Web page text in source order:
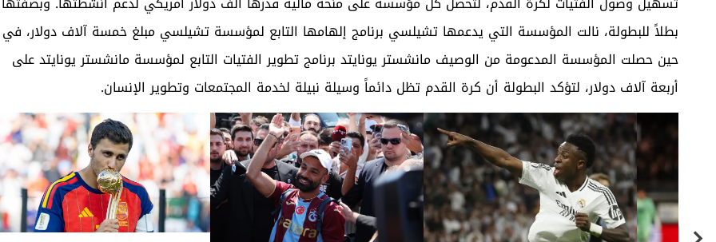
بطلاً للبطولة، نالت المؤسسة التي يدعمها تشيلسي برنامج إلهامها التابع لمؤسسة تشيلسي مبلغ خمسة آلاف دولار، في
حين حصلت المؤسسة المدعومة من الوصيف مانشستر يونايتد برنامج تطوير الفتيات التابع لمؤسسة مانشستر يونايتد على
أربعة آلاف دولار، لتؤكد البطولة أن كرة القدم تظل دائماً وسيلة نبيلة لخدمة المجتمعات وتطوير الإنسان.